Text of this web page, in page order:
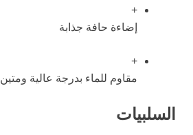
+
إضاءة حافة جذابة
+
مقاوم للماء بدرجة عالية ومتين
السلبيات